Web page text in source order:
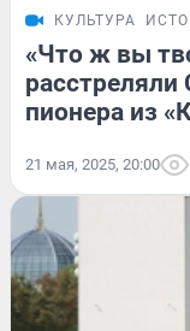
КУЛЬТУРА
«Что ж вы
пионера из
21 мая, 2025, 20:00